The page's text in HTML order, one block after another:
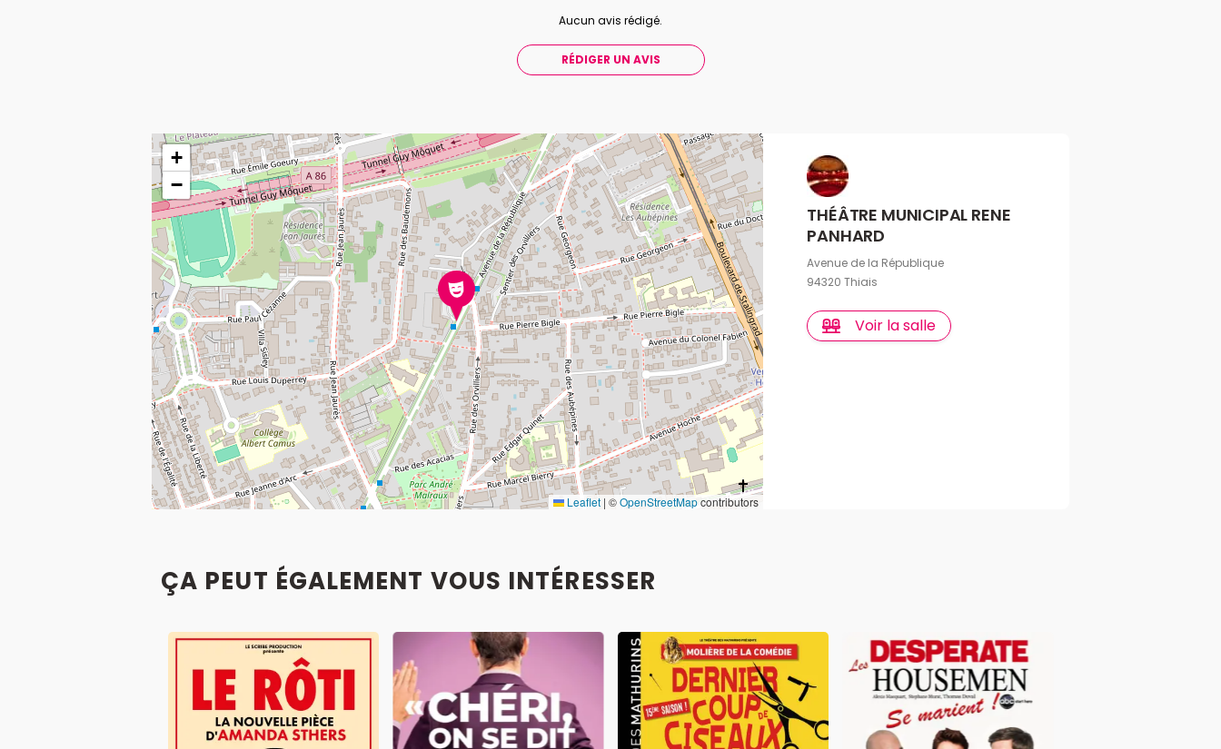
Aucun avis rédigé.
RÉDIGER UN AVIS
+
−
Leaflet | ©OpenStreetMapcontributors
THÉÂTRE MUNICIPAL RENE
PANHARD
Avenue de la République
94320 Thiais
Voir la salle
ÇA PEUT ÉGALEMENT VOUS INTÉRESSER